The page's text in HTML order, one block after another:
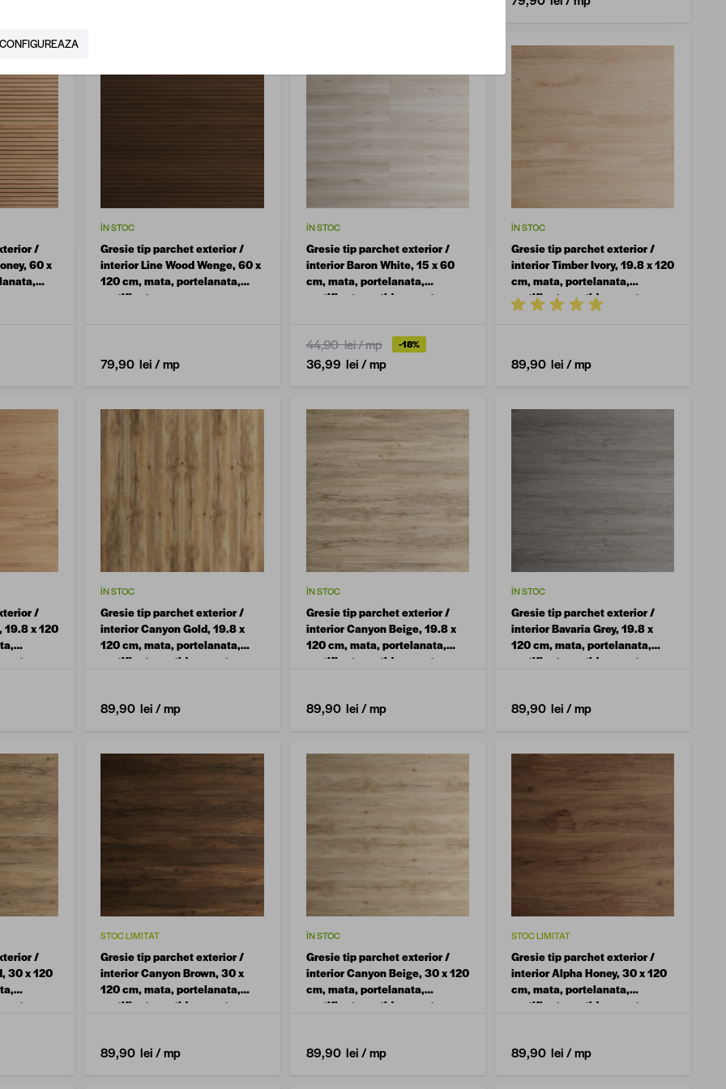
/
60 x
ÎN STOC
Gresie tip parchet exterior /
interior Line Wood Wenge, 60 x
120 cm, mata, portelanata,
rectificata
79,90 lei/ mp
ÎN STOC
Gresie tip parchet exterior /
interior Baron White, 15 x 60
cm, mata, portelanata,
rectificata, antiderapanta
44,90 lei/ mp -18%
36,99 lei/ mp
ÎN STOC
Gresie tip parchet exterior /
interior Timber Ivory, 19.8 x 120
cm, mata, portelanata,
rectificata, antiderapanta
89,90 lei/ mp
/
19.8 x 120
ÎN STOC
Gresie tip parchet exterior /
interior Canyon Gold, 19.8 x
120 cm, mata, portelanata,
rectificata, antiderapanta
89,90 lei/ mp
ÎN STOC
Gresie tip parchet exterior /
interior Canyon Beige, 19.8 x
120 cm, mata, portelanata,
rectificata, antiderapanta
89,90 lei/ mp
ÎN STOC
Gresie tip parchet exterior /
interior Bavaria Grey, 19.8 x
120 cm, mata, portelanata,
rectificata, antiderapanta
89,90 lei/ mp
/
30 x 120
STOC LIMITAT
Gresie tip parchet exterior /
interior Canyon Brown, 30 x
120 cm, mata, portelanata,
rectificata, antiderapanta
89,90 lei/ mp
ÎN STOC
Gresie tip parchet exterior /
interior Canyon Beige, 30 x 120
cm, mata, portelanata,
rectificata, antiderapanta
89,90 lei/ mp
STOC LIMITAT
Gresie tip parchet exterior /
interior Alpha Honey, 30 x 120
cm, mata, portelanata,
rectificata, antiderapanta
89,90 lei/ mp
CONFIGUREAZA